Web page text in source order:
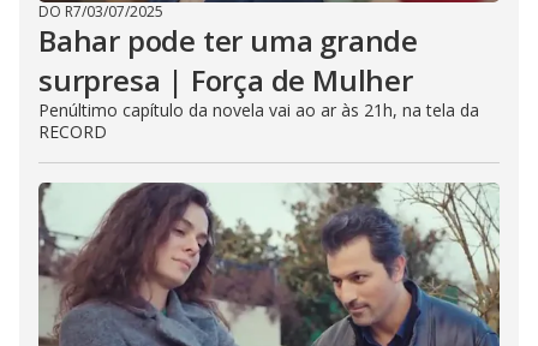
DO R7/03/07/2025
Bahar pode ter uma grande
surpresa | Força de Mulher
Penúltimo capítulo da novela vai ao ar às 21h, na tela da
RECORD